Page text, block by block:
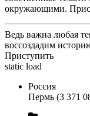
окружающими.
Ведь важна любая
воссоздадим
Приступить
static load
Россия
Пермь (3 371